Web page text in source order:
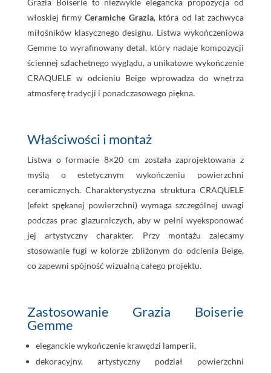
Grazia Boiserie to niezwykle elegancka propozycja od
włoskiej firmyCeramiche Grazia, która od lat zachwyca
miłośników klasycznego designu. Listwa wykończeniowa
Gemme to wyrafinowany detal, który nadaje kompozycji
ściennej szlachetnego wyglądu, a unikatowe wykończenie
CRAQUELE w odcieniu Beige wprowadza do wnętrza
atmosferę tradycji i ponadczasowego piękna.
Właściwości i montaż
Listwa o formacie 8×20 cm została zaprojektowana z
myślą o estetycznym wykończeniu powierzchni
ceramicznych. Charakterystyczna struktura CRAQUELE
(efekt spękanej powierzchni) wymaga szczególnej uwagi
podczas prac glazurniczych, aby w pełni wyeksponować
jej artystyczny charakter. Przy montażu zalecamy
stosowanie fugi w kolorze zbliżonym do odcienia Beige,
co zapewni spójność wizualną całego projektu.
Zastosowanie Grazia Boiserie
Gemme
eleganckie wykończenie krawędzi lamperii,
dekoracyjny, artystyczny podział powierzchni